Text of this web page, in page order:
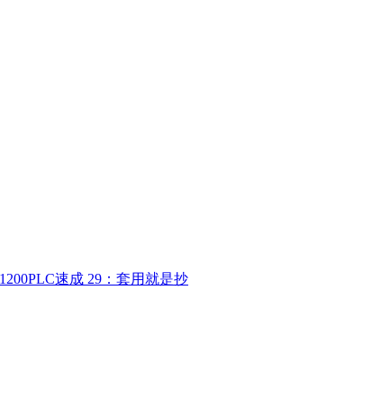
速成 29：套用就是抄